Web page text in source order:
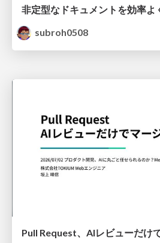
subroh0508
Pull Request、AIレビューだけ